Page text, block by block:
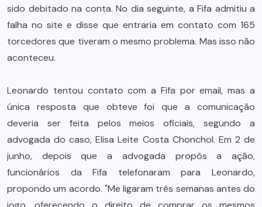
sido debitado na conta. No dia seguinte, a Fifa admitiu a
falha no site e disse que entraria em contato com 165
torcedores que tiveram o mesmo problema. Mas isso não
aconteceu.
Leonardo tentou contato com a Fifa por email, mas a
única resposta que obteve foi que a comunicação
deveria ser feita pelos meios oficiais, segundo a
advogada do caso, Elisa Leite Costa Chonchol. Em 2 de
junho, depois que a advogada propôs a ação,
funcionários da Fifa telefonaram para Leonardo,
propondo um acordo. "Me ligaram três semanas antes do